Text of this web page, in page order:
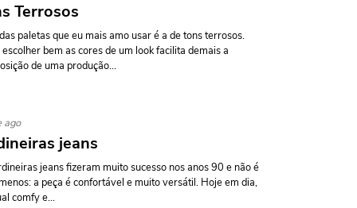
Terrosos
paletas que eu mais amo usar é a de tons terrosos.
bem as cores de um look facilita demais a
de uma produção...
ago
jeans
jeans fizeram muito sucesso nos anos 90 e não é
a peça é confortável e muito versátil. Hoje em dia,
comfy e...